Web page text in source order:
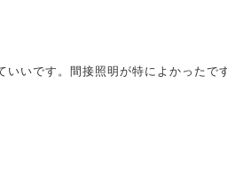
いです。間接照明が特によかったで